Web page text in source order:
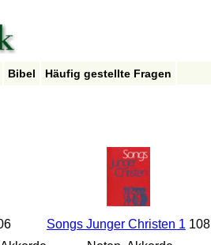
Bibel Häufig gestellte Fragen
Songs Junger Christen 1108